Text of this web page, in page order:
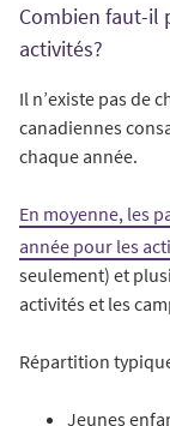
Combien faut-il
activités?
Il n’existe pas de
canadiennes
chaque année.
En moyenne, les
année pour les
seulement) et
activités et les
Répartition
Jeunes